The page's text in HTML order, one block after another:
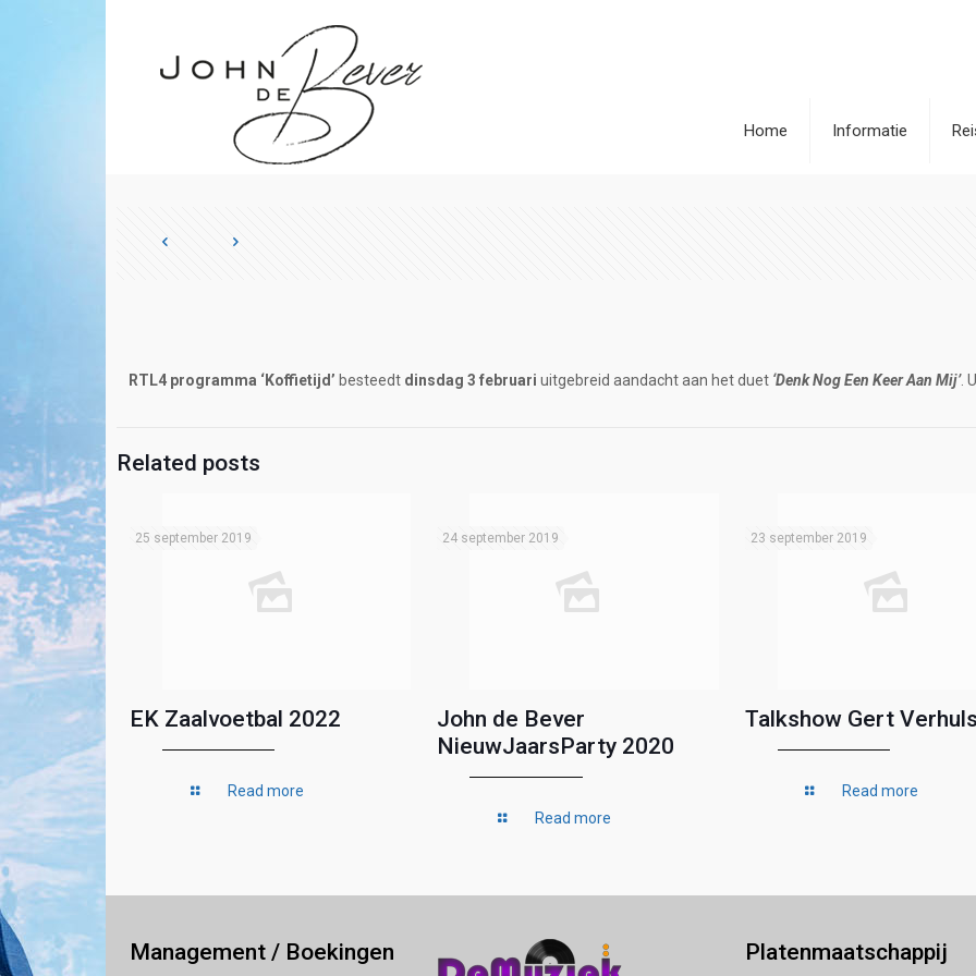
Home Informatie
RTL4 programma ‘Koffietijd’ besteedt dinsdag 3 februari uitgebreid aandacht aan het duet ‘Denk Nog Een Keer Aan Mij’.
Related posts
25 september 2019
EK Zaalvoetbal 2022
Read more
24 september 2019
John de Bever
NieuwJaarsParty 2020
Read more
23 september 2019
Talkshow Gert
Read more
Management / Boekingen Platenmaatschappij